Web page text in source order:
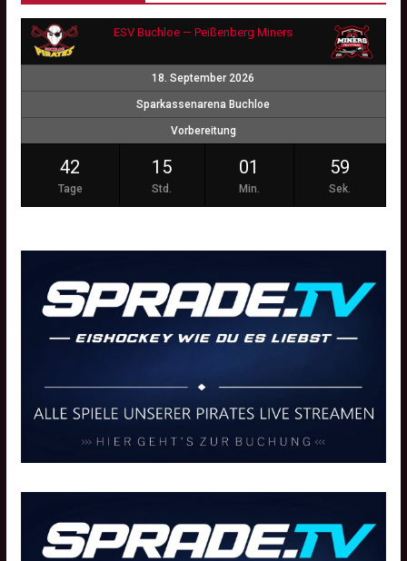
ESV Buchloe — Peißenberg Miners
18. September 2026
Sparkassenarena Buchloe
Vorbereitung
42
Tage
15
Std.
01
Min.
59
Sek.